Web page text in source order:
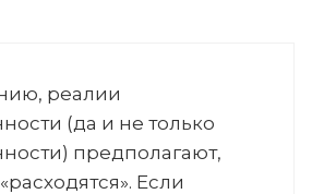
реалии
(да и не только
предполагают,
Если